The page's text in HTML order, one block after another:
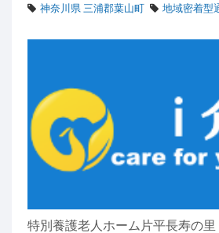
神奈川県 三浦郡葉山町
地域密着型
特別養護老人ホーム片平長寿の里